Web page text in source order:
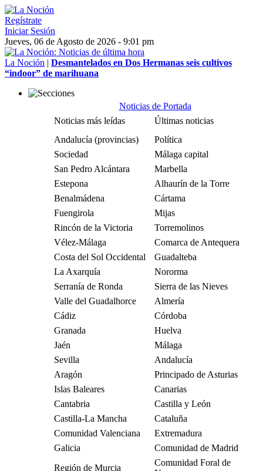
Regístrate
Iniciar Sesión
Jueves, 06 de Agosto de 2026 - 9:01 pm
La Noción | Desmantelados en Dos Hermanas seis cultivos
“indoor” de marihuana
Noticias de Portada
Noticias más leídas
Últimas noticias
Andalucía (provincias)
Política
Sociedad
Málaga capital
San Pedro Alcántara
Marbella
Estepona
Alhaurín de la Torre
Benalmádena
Cártama
Fuengirola
Mijas
Rincón de la Victoria
Torremolinos
Vélez-Málaga
Comarca de Antequera
Costa del Sol Occidental
Guadalteba
La Axarquía
Nororma
Serranía de Ronda
Sierra de las Nieves
Valle del Guadalhorce
Almería
Cádiz
Córdoba
Granada
Huelva
Jaén
Málaga
Sevilla
Andalucía
Aragón
Principado de Asturias
Islas Baleares
Canarias
Cantabria
Castilla y León
Castilla-La Mancha
Cataluña
Comunidad Valenciana
Extremadura
Galicia
Comunidad de Madrid
Región de Murcia
Comunidad Foral de